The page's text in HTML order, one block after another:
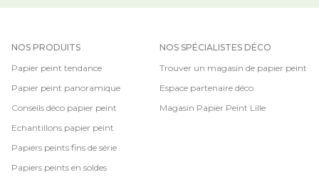
NOS PRODUITS
Papier peint tendance
Papier peint panoramique
Conseils déco papier peint
Echantillons papier peint
Papiers peints fins de série
Papiers peints en soldes
NOS SPÉCIALISTES DÉCO
Trouver un magasin de papier peint
Espace partenaire déco
Magasin Papier Peint Lille